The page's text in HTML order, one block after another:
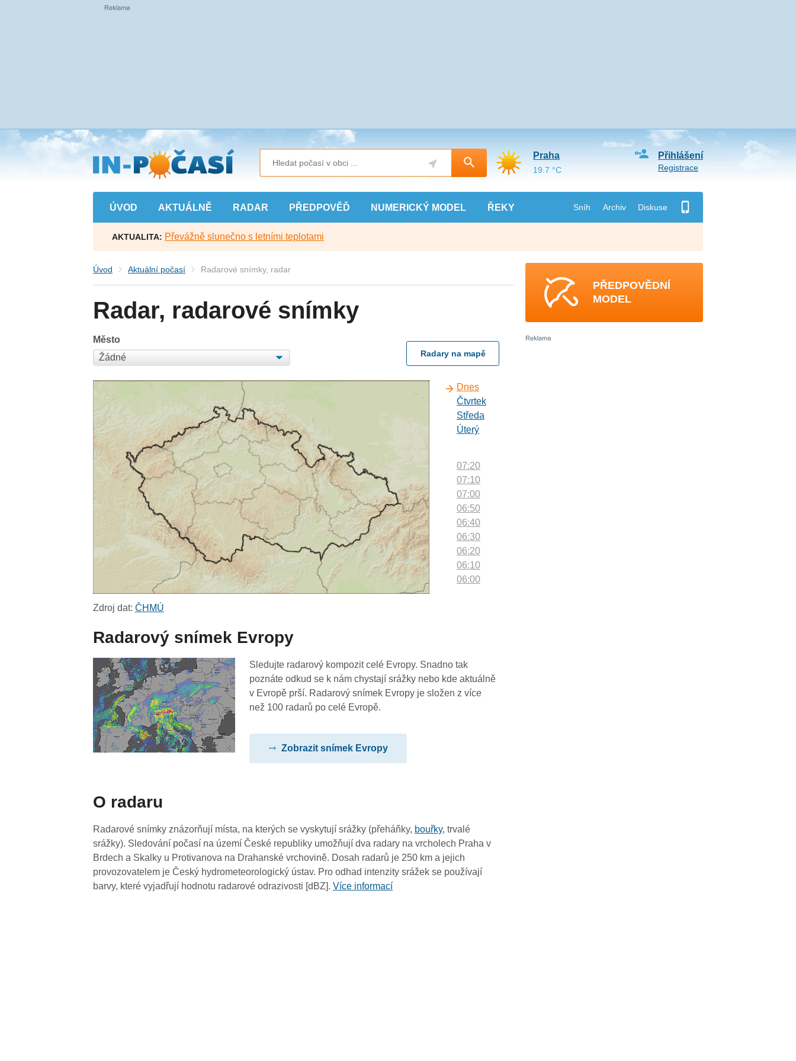
Přejít
na
hlavní
obsah
ÚVOD AKTUÁLNĚ RADAR PŘEDPOVĚĎ NUMERICKÝ MODEL ŘEKY Sníh Archiv Diskuse
Přihlášení
Registrace
Praha
19.7 °C
AKTUALITA: Převážně slunečno s letními teplotami
Úvod Aktuální počasí Radarové snímky, radar
Radar, radarové snímky
Město
Radary na mapě
Dnes
Čtvrtek
Středa
Úterý
07:20
07:10
07:00
06:50
06:40
06:30
06:20
06:10
06:00
05:00
04:50
04:40
03:00
02:50
02:40
02:30
Zdroj dat:ČHMÚ
Radarový snímek Evropy
Sledujte radarový kompozit celé Evropy. Snadno tak
poznáte odkud se k nám chystají srážky nebo kde aktuálně
v Evropě prší. Radarový snímek Evropy je složen z více
než 100 radarů po celé Evropě.
Zobrazit snímek Evropy
O radaru
Radarové snímky znázorňují místa, na kterých se vyskytují srážky (přeháňky, bouřky, trvalé
srážky). Sledování počasí na území České republiky umožňují dva radary na vrcholech Praha v
Brdech a Skalky u Protivanova na Drahanské vrchovině. Dosah radarů je 250 km a jejich
provozovatelem je Český hydrometeorologický ústav. Pro odhad intenzity srážek se používají
barvy, které vyjadřují hodnotu radarové odrazivosti [dBZ].Více informací
PŘEDPOVĚDNÍ
MODEL